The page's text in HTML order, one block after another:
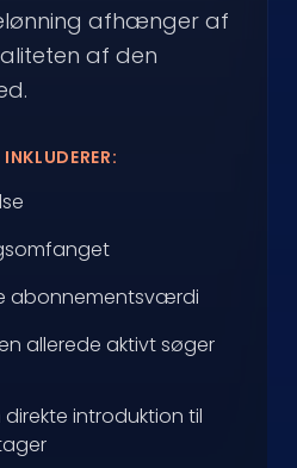
afhænger af
af den
abonnementsværdi
allerede aktivt søger
introduktion til